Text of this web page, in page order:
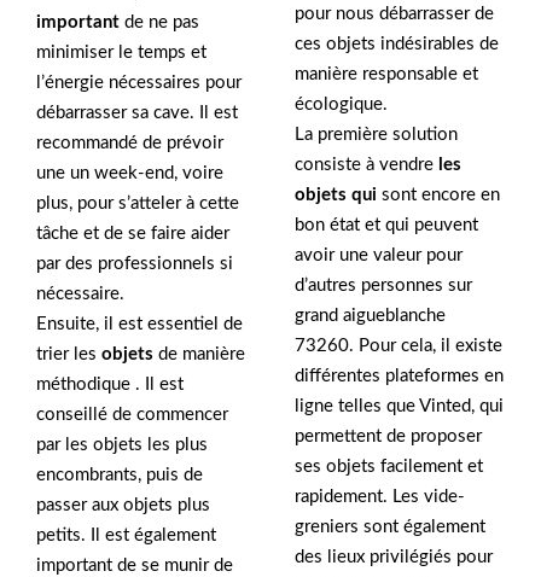
important de ne pas
minimiser le temps et
l’énergie nécessaires pour
débarrasser sa cave. Il est
recommandé de prévoir
une un week-end, voire
plus, pour s’atteler à cette
tâche et de se faire aider
par des professionnels si
nécessaire.
Ensuite, il est essentiel de
trier les objets de manière
méthodique . Il est
conseillé de commencer
par les objets les plus
encombrants, puis de
passer aux objets plus
petits. Il est également
important de se munir de
pour nous débarrasser de
ces objets indésirables de
manière responsable et
écologique.
La première solution
consiste à vendre les
objets qui sont encore en
bon état et qui peuvent
avoir une valeur pour
d’autres personnes sur
grand aigueblanche
73260. Pour cela, il existe
différentes plateformes en
ligne telles que Vinted, qui
permettent de proposer
ses objets facilement et
rapidement. Les vide-
greniers sont également
des lieux privilégiés pour